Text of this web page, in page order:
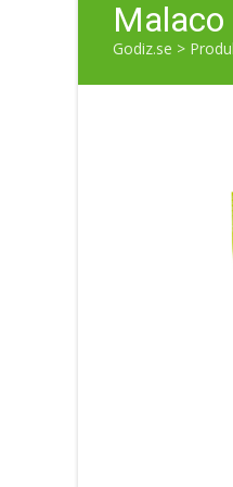
Godiz.se >